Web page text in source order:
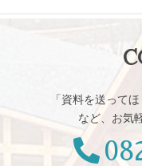
「資料を送って
など、お気